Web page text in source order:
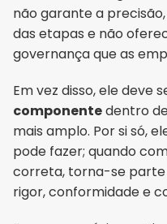
não garante a
das etapas e não
governança que as
componente dentro
mais amplo. Por si só,
pode fazer; quando
correta, torna-se parte
rigor, conformidade e